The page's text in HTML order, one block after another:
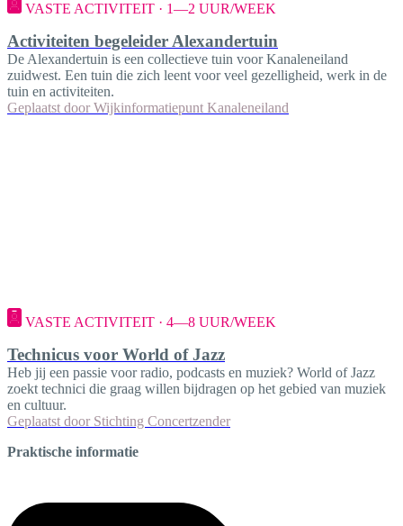
VASTE ACTIVITEIT · 1—2 UUR/WEEK
Activiteiten begeleider Alexandertuin
De Alexandertuin is een collectieve tuin voor Kanaleneiland
zuidwest. Een tuin die zich leent voor veel gezelligheid, werk in de
tuin en activiteiten.
Geplaatst door Wijkinformatiepunt Kanaleneiland
VASTE ACTIVITEIT · 4—8 UUR/WEEK
Technicus voor World of Jazz
Heb jij een passie voor radio, podcasts en muziek? World of Jazz
zoekt technici die graag willen bijdragen op het gebied van muziek
en cultuur.
Geplaatst door Stichting Concertzender
Praktische informatie